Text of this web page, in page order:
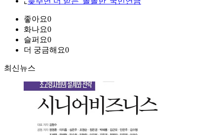
좋아요0
화나요0
슬퍼요0
더 궁금해요0
최신뉴스